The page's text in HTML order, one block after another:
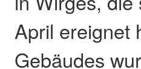
April ereignet
Gebäudes